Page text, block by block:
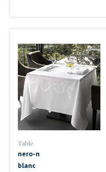
Table
nero-n
blanc